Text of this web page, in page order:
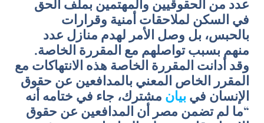
عدد من الحقوقيين والمهتمين بملف الحق
في السكن لملاحقات أمنية وقرارات
بالحبس، بل وصل الأمر لهدم منازل عدد
منهم بسبب تواصلهم مع المقررة الخاصة.
وقد أدانت المقررة الخاصة هذه الانتهاكات مع
المقرر الخاص المعني بالمدافعين عن حقوق
الإنسان في بيان مشترك، جاء في ختامه أنه
“ما لم تضمن مصر أن المدافعين عن حقوق